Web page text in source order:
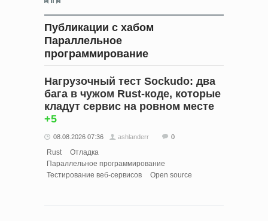
Публикации с хабом
Параллельное
программирование
Нагрузочный тест Sockudo: два
бага в чужом Rust‑коде, которые
кладут сервис на ровном месте
+5
08.08.2026 07:36 ashlanderr 0
Rust
Отладка
Параллельное программирование
Тестирование веб-сервисов
Open source